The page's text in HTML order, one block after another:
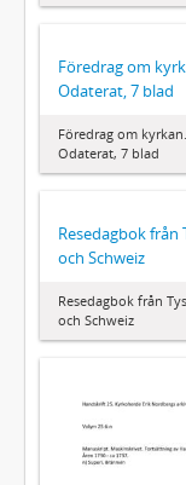
Föredrag om
Odaterat, 7 blad
Föredrag om kyrkan.
Odaterat, 7 blad
Resedagbok från
och Schweiz
Resedagbok från
och Schweiz